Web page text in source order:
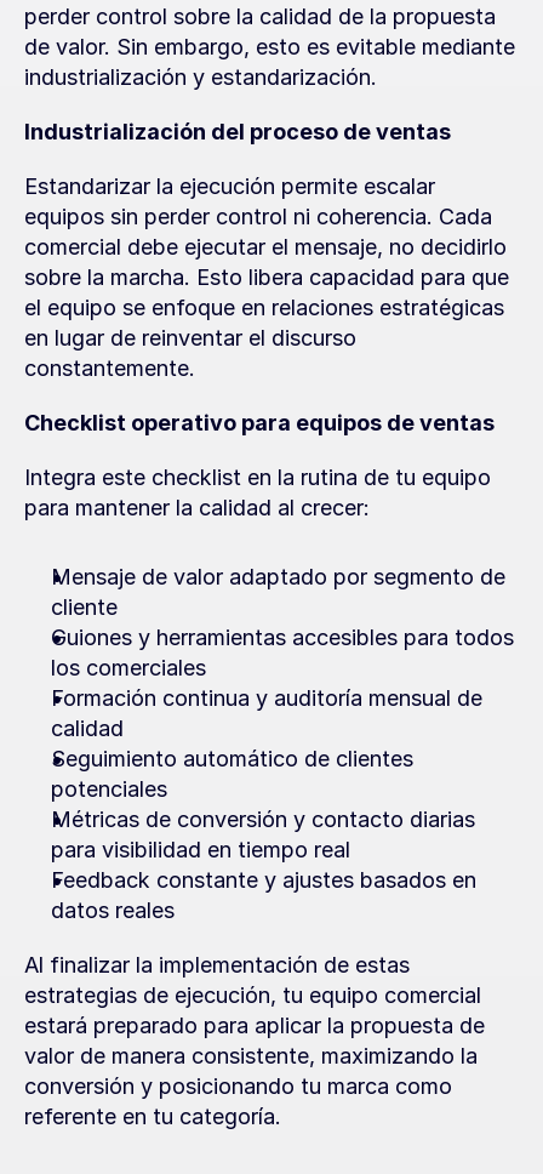
perder control sobre la calidad de la propuesta
de valor. Sin embargo, esto es evitable mediante
industrialización y estandarización.
Industrialización del proceso de ventas
Estandarizar la ejecución permite escalar
equipos sin perder control ni coherencia. Cada
comercial debe ejecutar el mensaje, no decidirlo
sobre la marcha. Esto libera capacidad para que
el equipo se enfoque en relaciones estratégicas
en lugar de reinventar el discurso
constantemente.
Checklist operativo para equipos de ventas
Integra este checklist en la rutina de tu equipo
para mantener la calidad al crecer:
Mensaje de valor adaptado por segmento de
cliente
Guiones y herramientas accesibles para todos
los comerciales
Formación continua y auditoría mensual de
calidad
Seguimiento automático de clientes
potenciales
Métricas de conversión y contacto diarias
para visibilidad en tiempo real
Feedback constante y ajustes basados en
datos reales
Al finalizar la implementación de estas
estrategias de ejecución, tu equipo comercial
estará preparado para aplicar la propuesta de
valor de manera consistente, maximizando la
conversión y posicionando tu marca como
referente en tu categoría.